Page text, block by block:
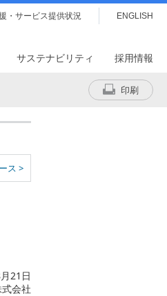
・サービス提供状況 ENGLISH
サステナビリティ 採用情報
印刷
ス >
21日
会社